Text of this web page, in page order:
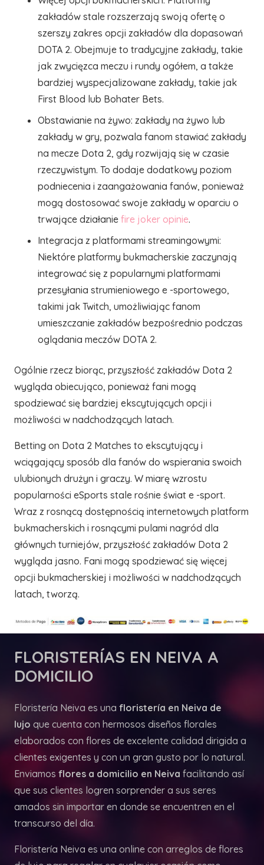
zakładów stale rozszerzają swoją ofertę o
szerszy zakres opcji zakładów dla dopasowań
DOTA 2. Obejmuje to tradycyjne zakłady, takie
jak zwycięzca meczu i rundy ogółem, a także
bardziej wyspecjalizowane zakłady, takie jak
First Blood lub Bohater Bets.
Obstawianie na żywo: zakłady na żywo lub
zakłady w gry, pozwala fanom stawiać zakłady
na mecze Dota 2, gdy rozwijają się w czasie
rzeczywistym. To dodaje dodatkowy poziom
podniecenia i zaangażowania fanów, ponieważ
mogą dostosować swoje zakłady w oparciu o
trwające działanie fire joker opinie.
Integracja z platformami streamingowymi:
Niektóre platformy bukmacherskie zaczynają
integrować się z popularnymi platformami
przesyłania strumieniowego e -sportowego,
takimi jak Twitch, umożliwiając fanom
umieszczanie zakładów bezpośrednio podczas
oglądania meczów DOTA 2.
Ogólnie rzecz biorąc, przyszłość zakładów Dota 2
wygląda obiecująco, ponieważ fani mogą
spodziewać się bardziej ekscytujących opcji i
możliwości w nadchodzących latach.
Betting on Dota 2 Matches to ekscytujący i
wciągający sposób dla fanów do wspierania swoich
ulubionych drużyn i graczy. W miarę wzrostu
popularności eSports stale rośnie świat e -sport.
Wraz z rosnącą dostępnością internetowych platform
bukmacherskich i rosnącymi pulami nagród dla
głównych turniejów, przyszłość zakładów Dota 2
wygląda jasno. Fani mogą spodziewać się więcej
opcji bukmacherskiej i możliwości w nadchodzących
latach, tworzą.
FLORISTERÍAS EN NEIVA A
DOMICILIO
Floristería Neiva es una floristería en Neiva de
lujo que cuenta con hermosos diseños florales
elaborados con flores de excelente calidad dirigida a
clientes exigentes y con un gran gusto por lo natural.
Enviamos flores a domicilio en Neiva facilitando así
que sus clientes logren sorprender a sus seres
amados sin importar en donde se encuentren en el
transcurso del día.
Floristería Neiva es una online con arreglos de flores